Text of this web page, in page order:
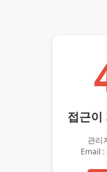
접근이
관리
Email